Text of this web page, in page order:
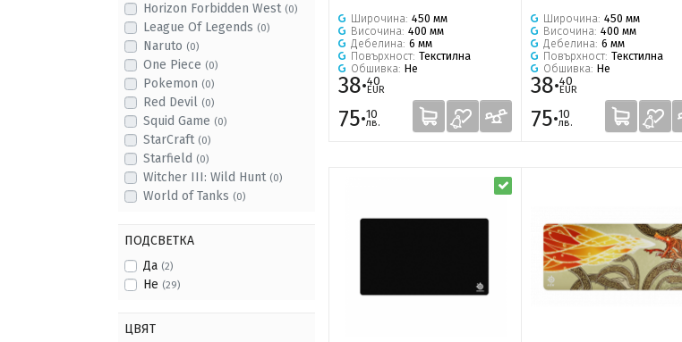
Horizon Forbidden West (0)
League Of Legends (0)
Naruto (0)
One Piece (0)
Pokemon (0)
Red Devil (0)
Squid Game (0)
StarCraft (0)
Starfield (0)
Witcher III: Wild Hunt (0)
World of Tanks (0)
ПОДСВЕТКА
Да (2)
Не (29)
ЦВЯТ
Широчина: 450 мм
Височина: 400 мм
Дебелина: 6 мм
Повърхност: Текстилна
Обшивка: Не
38·40
EUR
75·10
лв.
Широчина: 450 мм
Височина: 400 мм
Дебелина: 6 мм
Повърхност: Текстилна
Обшивка: Не
38·40
EUR
75·10
лв.